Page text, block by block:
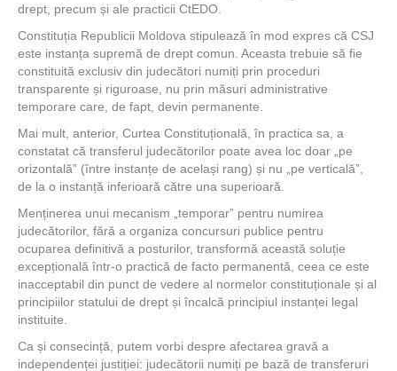
drept, precum și ale practicii CtEDO.
Constituția Republicii Moldova stipulează în mod expres că CSJ
este instanța supremă de drept comun. Aceasta trebuie să fie
constituită exclusiv din judecători numiți prin proceduri
transparente și riguroase, nu prin măsuri administrative
temporare care, de fapt, devin permanente.
Mai mult, anterior, Curtea Constituțională, în practica sa, a
constatat că transferul judecătorilor poate avea loc doar „pe
orizontală” (între instanțe de același rang) și nu „pe verticală”,
de la o instanță inferioară către una superioară.
Menținerea unui mecanism „temporar” pentru numirea
judecătorilor, fără a organiza concursuri publice pentru
ocuparea definitivă a posturilor, transformă această soluție
excepțională într-o practică de facto permanentă, ceea ce este
inacceptabil din punct de vedere al normelor constituționale și al
principiilor statului de drept și încalcă principiul instanței legal
instituite.
Ca și consecință, putem vorbi despre afectarea gravă a
independenței justiției: judecătorii numiți pe bază de transferuri